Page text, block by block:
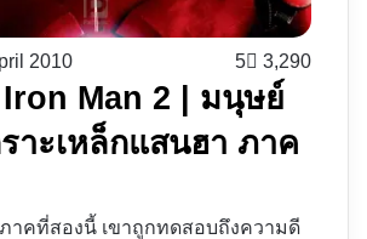
2010 5 3,290
Man 2 | มนุษย์
ราะเหล็กแสนฮา ภาค
ภาคที่สองนี้ เขาถูกทดสอบถึงความดี